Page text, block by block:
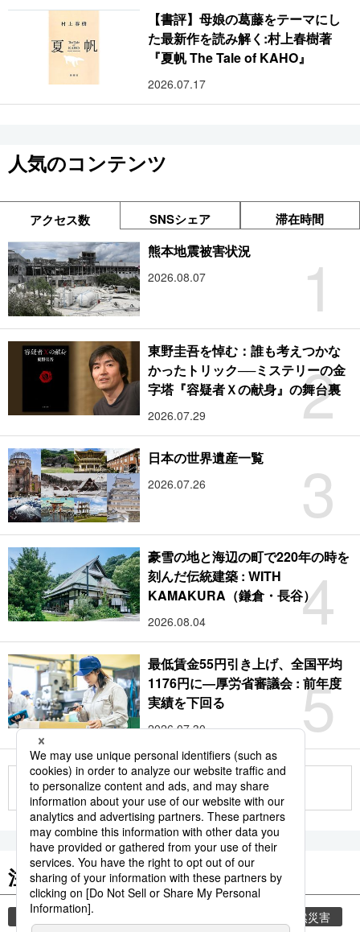
【書評】母娘の葛藤をテーマにし
た最新作を読み解く:村上春樹著
『夏帆 The Tale of KAHO』
2026.07.17
人気のコンテンツ
アクセス数 SNSシェア 滞在時間
1
熊本地震被害状況
2026.08.07
2
東野圭吾を悼む：誰も考えつかな
かったトリック──ミステリーの金
字塔『容疑者Ｘの献身』の舞台裏
2026.07.29
3
日本の世界遺産一覧
2026.07.26
4
豪雪の地と海辺の町で220年の時を
刻んだ伝統建築 : WITH
KAMAKURA（鎌倉・長谷）
2026.08.04
5
最低賃金55円引き上げ、全国平均
1176円に―厚労省審議会 : 前年度
実績を下回る
2026.07.30
もっと見る
注目のキーワード
共同通信ニュース 自然災害